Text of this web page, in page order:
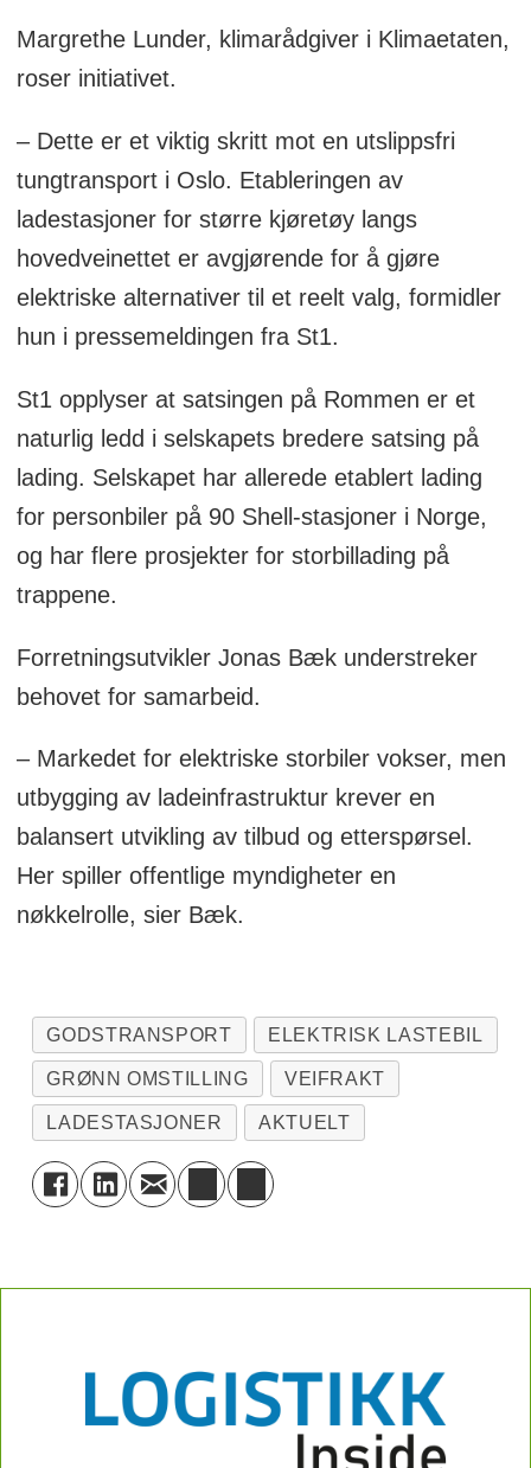
Margrethe Lunder, klimarådgiver i Klimaetaten,
roser initiativet.
– Dette er et viktig skritt mot en utslippsfri
tungtransport i Oslo. Etableringen av
ladestasjoner for større kjøretøy langs
hovedveinettet er avgjørende for å gjøre
elektriske alternativer til et reelt valg, formidler
hun i pressemeldingen fra St1.
St1 opplyser at satsingen på Rommen er et
naturlig ledd i selskapets bredere satsing på
lading. Selskapet har allerede etablert lading
for personbiler på 90 Shell-stasjoner i Norge,
og har flere prosjekter for storbillading på
trappene.
Forretningsutvikler Jonas Bæk understreker
behovet for samarbeid.
– Markedet for elektriske storbiler vokser, men
utbygging av ladeinfrastruktur krever en
balansert utvikling av tilbud og etterspørsel.
Her spiller offentlige myndigheter en
nøkkelrolle, sier Bæk.
GODSTRANSPORT ELEKTRISK LASTEBIL
GRØNN OMSTILLING VEIFRAKT
LADESTASJONER AKTUELT